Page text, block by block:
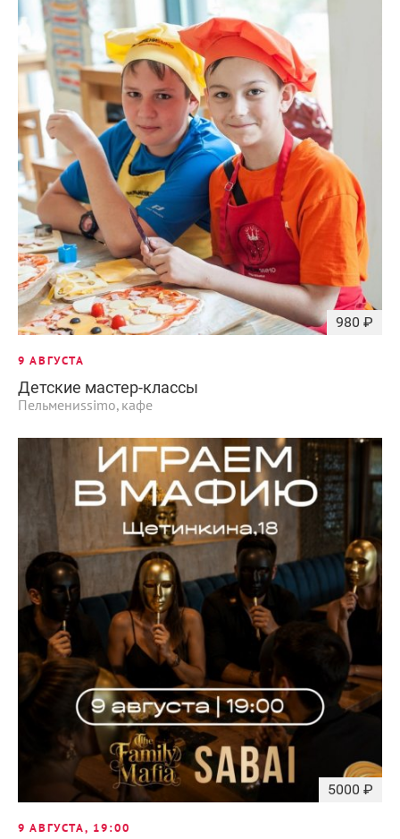
980 ₽
9 АВГУСТА
Детские мастер-классы
Пельмениssimo, кафе
5000 ₽
9 АВГУСТА, 19:00